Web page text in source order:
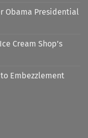
Obama Presidential
Cream Shop’s
Embezzlement